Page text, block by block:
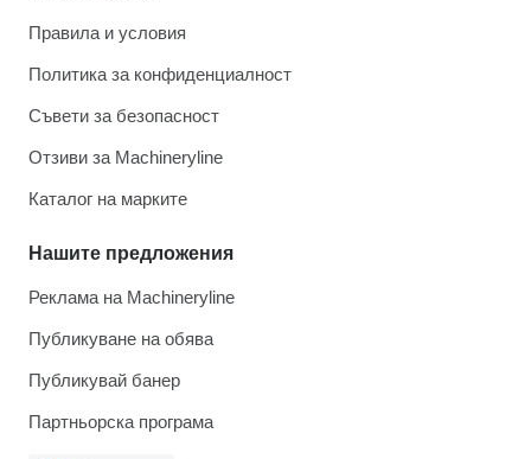
Правила и условия
Политика за конфиденциалност
Съвети за безопасност
Отзиви за Machineryline
Каталог на марките
Нашите предложения
Реклама на Machineryline
Публикуване на обява
Публикувай банер
Партньорска програма